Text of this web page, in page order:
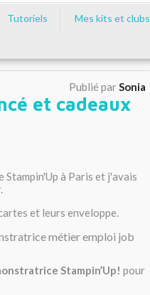
Tutoriels
Mes kits et clubs
Publié parSonia
et cadeaux
à Paris et j'avais
et leurs enveloppe.
Stampin’Up! pour